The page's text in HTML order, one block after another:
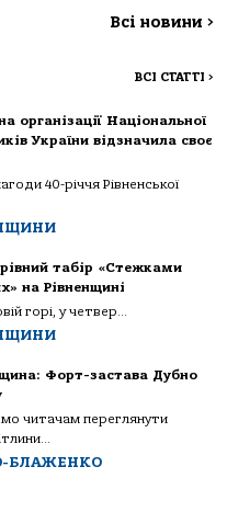
Всі новини >
ВСІ СТАТТІ >
організації Національної
України відзначила своє
40-річчя Рівненської
табір «Стежками
на Рівненщині
горі, у четвер...
Форт-застава Дубно
читачам переглянути
БЛАЖЕНКО